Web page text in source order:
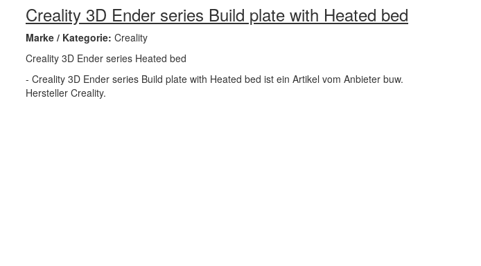
Creality 3D Ender series Build plate with Heated bed
Marke / Kategorie: Creality
Creality 3D Ender series Heated bed
- Creality 3D Ender series Build plate with Heated bed ist ein Artikel vom Anbieter buw.
Hersteller Creality.